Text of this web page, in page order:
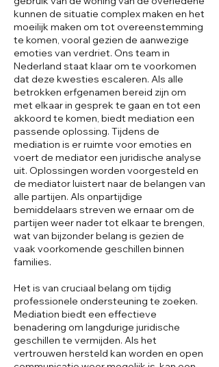
kunnen de situatie complex maken en het
moeilijk maken om tot overeenstemming
te komen, vooral gezien de aanwezige
emoties van verdriet. Ons team in
Nederland staat klaar om te voorkomen
dat deze kwesties escaleren. Als alle
betrokken erfgenamen bereid zijn om
met elkaar in gesprek te gaan en tot een
akkoord te komen, biedt mediation een
passende oplossing. Tijdens de
mediation is er ruimte voor emoties en
voert de mediator een juridische analyse
uit. Oplossingen worden voorgesteld en
de mediator luistert naar de belangen van
alle partijen. Als onpartijdige
bemiddelaars streven we ernaar om de
partijen weer nader tot elkaar te brengen,
wat van bijzonder belang is gezien de
vaak voorkomende geschillen binnen
families.
Het is van cruciaal belang om tijdig
professionele ondersteuning te zoeken.
Mediation biedt een effectieve
benadering om langdurige juridische
geschillen te vermijden. Als het
vertrouwen hersteld kan worden en open